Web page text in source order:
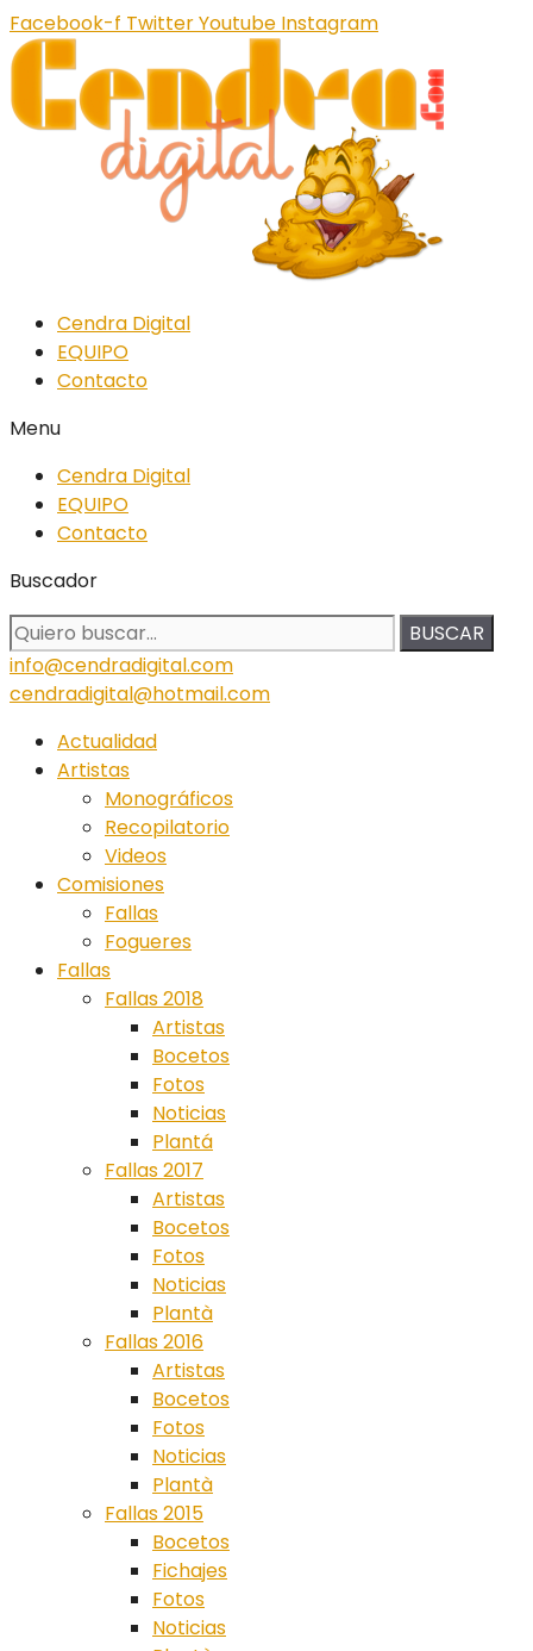
Facebook-f TwitterYoutube Instagram
Cendra Digital
EQUIPO
Contacto
Menu
Cendra Digital
EQUIPO
Contacto
Buscador
BUSCAR
info@cendradigital.com
cendradigital@hotmail.com
Actualidad
Artistas
Monográficos
Recopilatorio
Videos
Comisiones
Fallas
Fogueres
Fallas
Fallas 2018
Artistas
Bocetos
Fotos
Noticias
Plantá
Fallas 2017
Artistas
Bocetos
Fotos
Noticias
Plantà
Fallas 2016
Artistas
Bocetos
Fotos
Noticias
Plantà
Fallas 2015
Bocetos
Fichajes
Fotos
Noticias